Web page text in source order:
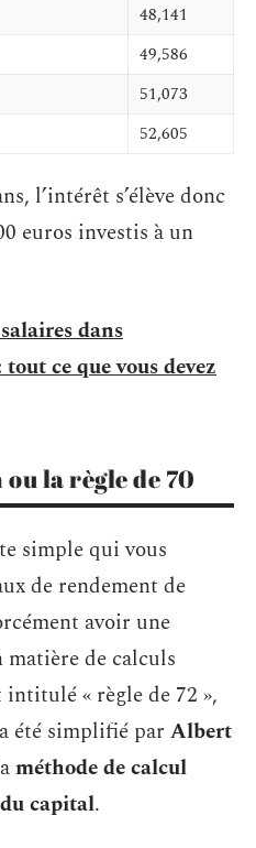
48,141
49,586
51,073
52,605
l’intérêt s’élève donc
euros investis à un
dans
ce que vous devez
la règle de 70
simple qui vous
de rendement de
avoir une
matière de calculs
« règle de 72 »,
été simplifié par Albert
méthode de calcul
capital.